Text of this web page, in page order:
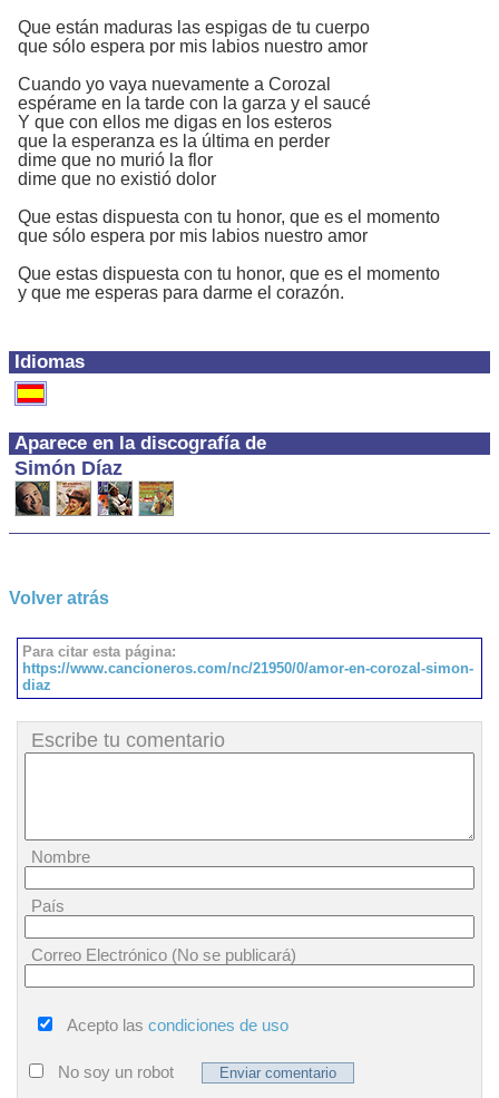
Idiomas
Aparece en la discografía de
Simón Díaz
Que están maduras las espigas de tu cuerpo
que sólo espera por mis labios nuestro amor
Cuando yo vaya nuevamente a Corozal
espérame en la tarde con la garza y el saucé
Y que con ellos me digas en los esteros
que la esperanza es la última en perder
dime que no murió la flor
dime que no existió dolor
Que estas dispuesta con tu honor, que es el momento
que sólo espera por mis labios nuestro amor
Que estas dispuesta con tu honor, que es el momento
y que me esperas para darme el corazón.
Volver atrás
Para citar esta página:
https://www.cancioneros.com/nc/21950/0/amor-en-corozal-simon-
diaz
Escribe tu comentario
Nombre
País
Correo Electrónico (No se publicará)
Acepto las condiciones de uso
No soy un robot